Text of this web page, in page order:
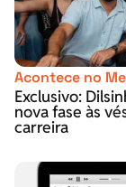
Acontece no
Exclusivo:
nova fase às
carreira